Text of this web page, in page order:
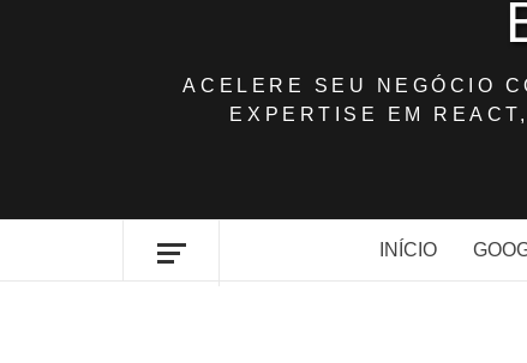
ACELERE SEU NEGÓCIO
EXPERTISE EM
INÍCIO